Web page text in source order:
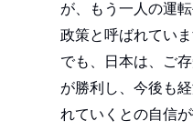
が、もう一人の運
政策と呼ばれてい
でも、日本は、ご
が勝利し、今後も
れていくとの自信